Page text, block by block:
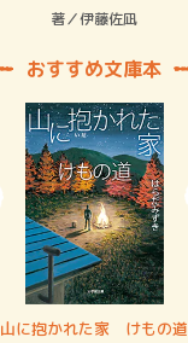
著／伊藤佐凪
おすすめ文庫本
山に抱かれた家 けもの道